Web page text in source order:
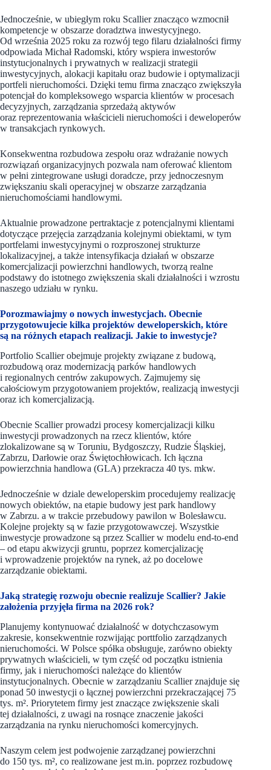
Jednocześnie, w ubiegłym roku Scallier znacząco wzmocnił
kompetencje w obszarze doradztwa inwestycyjnego.
Od września 2025 roku za rozwój tego filaru działalności firmy
odpowiada Michał Radomski, który wspiera inwestorów
instytucjonalnych i prywatnych w realizacji strategii
inwestycyjnych, alokacji kapitału oraz budowie i optymalizacji
portfeli nieruchomości. Dzięki temu firma znacząco zwiększyła
potencjał do kompleksowego wsparcia klientów w procesach
decyzyjnych, zarządzania sprzedażą aktywów
oraz reprezentowania właścicieli nieruchomości i deweloperów
w transakcjach rynkowych.
Konsekwentna rozbudowa zespołu oraz wdrażanie nowych
rozwiązań organizacyjnych pozwala nam oferować klientom
w pełni zintegrowane usługi doradcze, przy jednoczesnym
zwiększaniu skali operacyjnej w obszarze zarządzania
nieruchomościami handlowymi.
Aktualnie prowadzone pertraktacje z potencjalnymi klientami
dotyczące przejęcia zarządzania kolejnymi obiektami, w tym
portfelami inwestycyjnymi o rozproszonej strukturze
lokalizacyjnej, a także intensyfikacja działań w obszarze
komercjalizacji powierzchni handlowych, tworzą realne
podstawy do istotnego zwiększenia skali działalności i wzrostu
naszego udziału w rynku.
Porozmawiajmy o nowych inwestycjach. Obecnie
przygotowujecie kilka projektów deweloperskich, które
są na różnych etapach realizacji. Jakie to inwestycje?
Portfolio Scallier obejmuje projekty związane z budową,
rozbudową oraz modernizacją parków handlowych
i regionalnych centrów zakupowych. Zajmujemy się
całościowym przygotowaniem projektów, realizacją inwestycji
oraz ich komercjalizacją.
Obecnie Scallier prowadzi procesy komercjalizacji kilku
inwestycji prowadzonych na rzecz klientów, które
zlokalizowane są w Toruniu, Bydgoszczy, Rudzie Śląskiej,
Zabrzu, Darłowie oraz Świętochłowicach. Ich łączna
powierzchnia handlowa (GLA) przekracza 40 tys. mkw.
Jednocześnie w dziale deweloperskim procedujemy realizację
nowych obiektów, na etapie budowy jest park handlowy
w Zabrzu. a w trakcie przebudowy pawilon w Bolesławcu.
Kolejne projekty są w fazie przygotowawczej. Wszystkie
inwestycje prowadzone są przez Scallier w modelu end-to-end
– od etapu akwizycji gruntu, poprzez komercjalizację
i wprowadzenie projektów na rynek, aż po docelowe
zarządzanie obiektami.
Jaką strategię rozwoju obecnie realizuje Scallier? Jakie
założenia przyjęła firma na 2026 rok?
Planujemy kontynuować działalność w dotychczasowym
zakresie, konsekwentnie rozwijając porttfolio zarządzanych
nieruchomości. W Polsce spółka obsługuje, zarówno obiekty
prywatnych właścicieli, w tym część od początku istnienia
firmy, jak i nieruchomości należące do klientów
instytucjonalnych. Obecnie w zarządzaniu Scallier znajduje się
ponad 50 inwestycji o łącznej powierzchni przekraczającej 75
tys. m². Priorytetem firmy jest znaczące zwiększenie skali
tej działalności, z uwagi na rosnące znaczenie jakości
zarządzania na rynku nieruchomości komercyjnych.
Naszym celem jest podwojenie zarządzanej powierzchni
do 150 tys. m², co realizowane jest m.in. poprzez rozbudowę